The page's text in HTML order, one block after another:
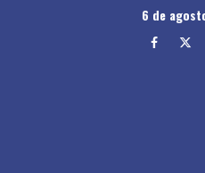
6 de